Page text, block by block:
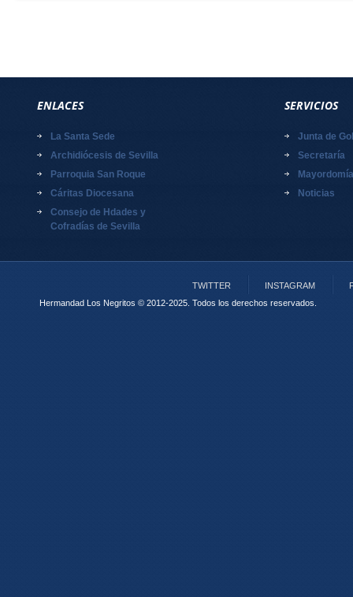
ENLACES
La Santa Sede
Archidiócesis de Sevilla
Parroquia San Roque
Cáritas Diocesana
Consejo de Hdades y
Cofradías de Sevilla
SERVICIOS
Junta de
Secretaría
Mayordomía
Noticias
TWITTER INSTAGRAM
Hermandad Los Negritos © 2012-2025. Todos los derechos reservados.